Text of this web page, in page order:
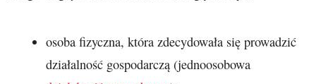
osoba fizyczna, która zdecydowała się prowadzić
działalność gospodarczą (jednoosobowa